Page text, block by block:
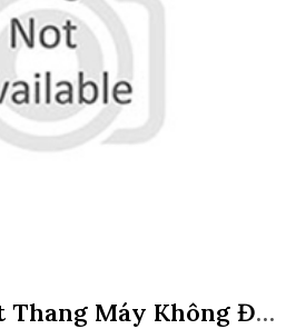
Máy Không Đào